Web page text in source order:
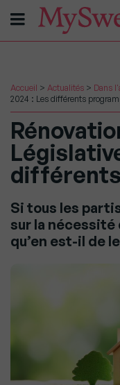
Accueil > Actualités > Dans
2024 : Les différents
Si tous les
sur la nécessité
qu’en est-il de